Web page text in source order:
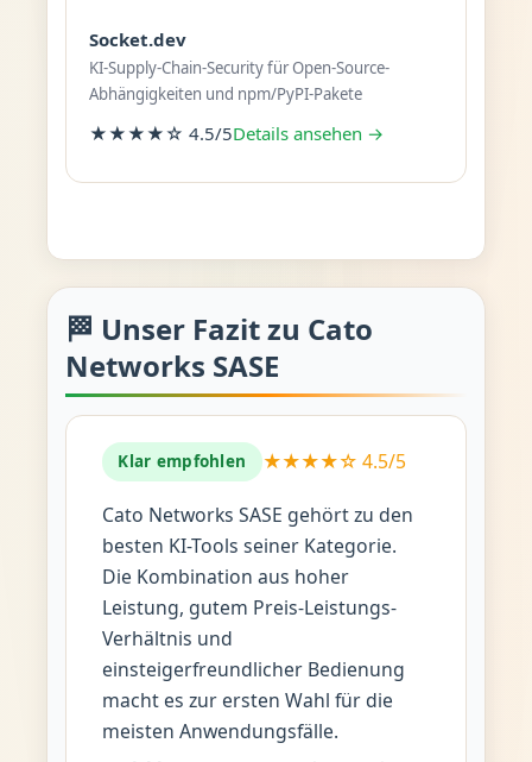
Socket.dev
KI-Supply-Chain-Security für Open-Source-
Abhängigkeiten und npm/PyPI-Pakete
★★★★☆ 4.5/5Details ansehen →
🏁 Unser Fazit zu Cato
Networks SASE
Klar empfohlen ★★★★☆ 4.5/5
Cato Networks SASE gehört zu den
besten KI-Tools seiner Kategorie.
Die Kombination aus hoher
Leistung, gutem Preis-Leistungs-
Verhältnis und
einsteigerfreundlicher Bedienung
macht es zur ersten Wahl für die
meisten Anwendungsfälle.